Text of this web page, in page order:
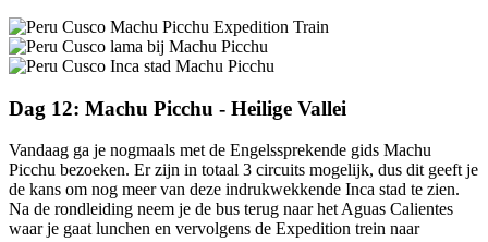
Dag 12: Machu Picchu - Heilige Vallei
Vandaag ga je nogmaals met de Engelssprekende gids Machu
Picchu bezoeken. Er zijn in totaal 3 circuits mogelijk, dus dit geeft je
de kans om nog meer van deze indrukwekkende Inca stad te zien.
Na de rondleiding neem je de bus terug naar het Aguas Calientes
waar je gaat lunchen en vervolgens de Expedition trein naar